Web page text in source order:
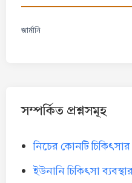
জার্মানি
সম্পর্কিত প্রশ্নসমূহ
নিচের কোনটি
ইউনানি চিকিৎসা